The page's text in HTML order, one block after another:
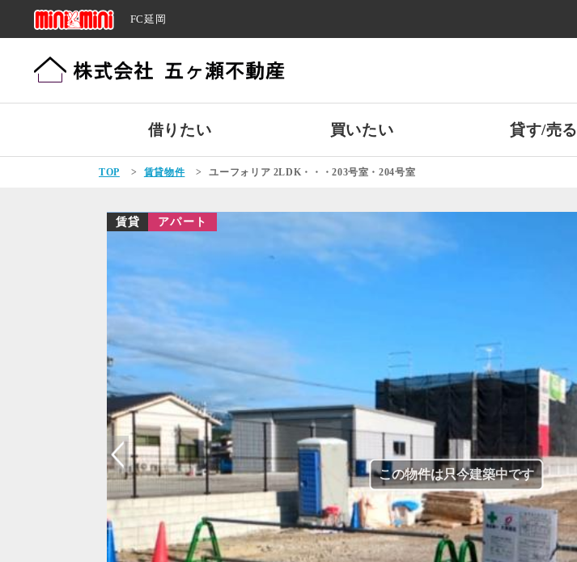
FC延岡
借りたい 買いたい 貸す/売る
TOP > 賃貸物件 > ユーフォリア 2LDK・・・203号室・204号室
賃貸 アパート
この物件は只今建築中です